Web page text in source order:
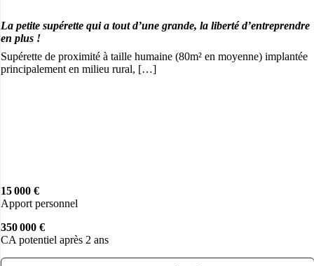
La petite supérette qui a tout d’une grande, la liberté d’entreprendre
en plus !
Supérette de proximité à taille humaine (80m² en moyenne) implantée
principalement en milieu rural, […]
15 000 €
Apport personnel
350 000 €
CA potentiel après 2 ans